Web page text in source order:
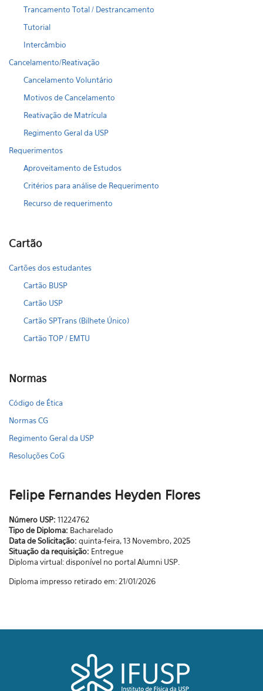
Trancamento Total / Destrancamento
Tutorial
Intercâmbio
Cancelamento/Reativação
Cancelamento Voluntário
Motivos de Cancelamento
Reativação de Matrícula
Regimento Geral da USP
Requerimentos
Aproveitamento de Estudos
Critérios para análise de Requerimento
Recurso de requerimento
Cartão
Cartões dos estudantes
Cartão BUSP
Cartão USP
Cartão SPTrans (Bilhete Único)
Cartão TOP / EMTU
Normas
Código de Ética
Normas CG
Regimento Geral da USP
Resoluções CoG
Felipe Fernandes Heyden Flores
Número USP: 11224762
Tipo de Diploma: Bacharelado
Data de Solicitação: quinta-feira, 13 Novembro, 2025
Situação da requisição: Entregue
Diploma virtual: disponível no portal Alumni USP.
Diploma impresso retirado em: 21/01/2026